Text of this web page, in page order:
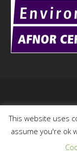
This website uses
assume you're ok